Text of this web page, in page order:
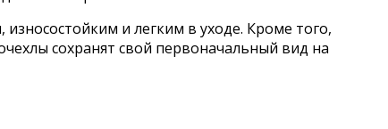
и легким в уходе. Кроме того,
сохранят свой первоначальный вид на